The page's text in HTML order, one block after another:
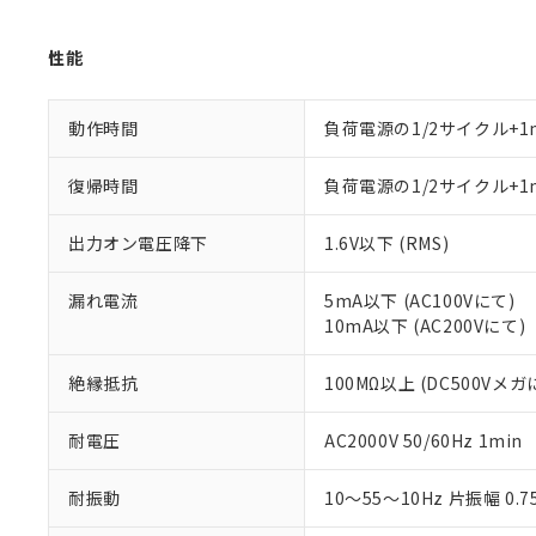
性能
動作時間 負荷電源の1/2サイクル
復帰時間 負荷電源の1/2サイクル
出力オン電圧降下 1.6V以下 (RMS)
漏れ電流
5mA以下 (AC100Vにて)
10mA以下 (AC200Vにて)
絶縁抵抗 100MΩ以上 (DC500Vメガ
耐電圧 AC2000V 50/60Hz 1min
耐振動 10～55～10Hz 片振幅
当社販売員
オムロン制御
マイパーツ
ている必要
お客様が当
が、当社の
さい。
※当社の共同
※2 対応予定月
※3 非含有証明
下記の非含有証明
EU RoHS指令（
51物質の非含有証
※本証明書は発行
混在することから
既に当社にて対応
り割愛しておりま
Pb(鉛) :1000ppm、
※2 環境保護使
「ｅ」：有害物質
「10」：通常の
「－」：未確認で
当社は、貴
また当社は
△ 一定数
－
在庫な
機器販売
空